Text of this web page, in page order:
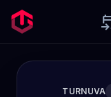
TURNUVA